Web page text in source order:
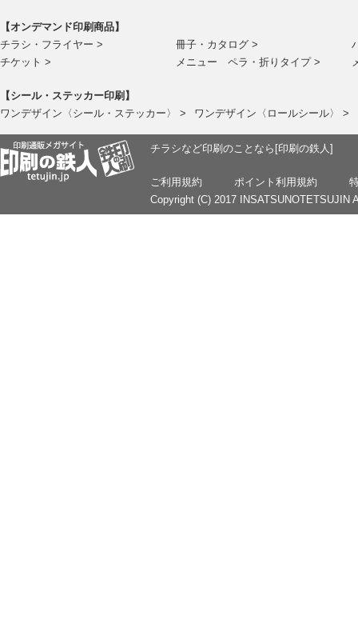
【オンデマンド印刷商品】
チラシ・フライヤー >
冊子・カタログ >
チケット >
メニュー ペラ・折りタイプ >
【シール・ステッカー印刷】
ワンデザイン〈シール・ステッカー〉 >
ワンデザイン〈ロールシール〉 >
チラシなど印刷のことなら[印刷の鉄人]
ご利用規約 ポイント利用規約
Copyright (C) 2017 INSATSUNOTETSUJIN